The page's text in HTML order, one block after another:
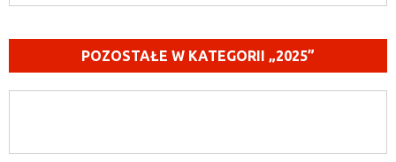
POZOSTAŁE W KATEGORII „2025”